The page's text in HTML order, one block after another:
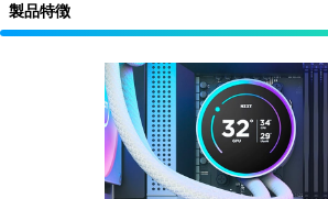
製品特徴